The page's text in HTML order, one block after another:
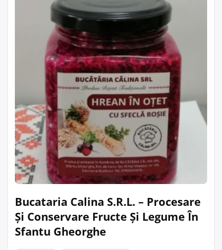
Bucataria Calina S.R.L. – Procesare
Și Conservare Fructe Și Legume În
Sfantu Gheorghe